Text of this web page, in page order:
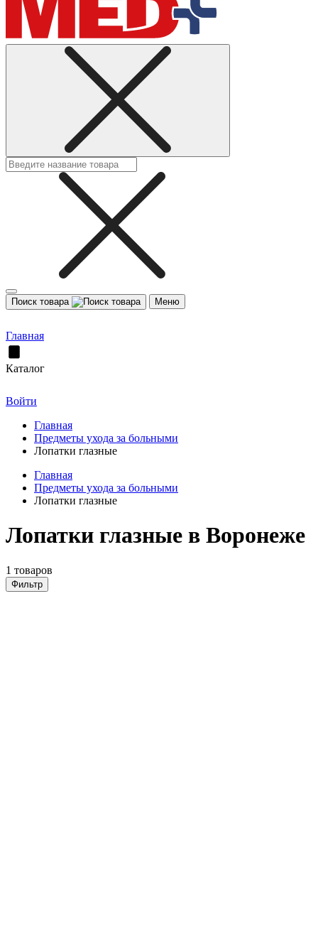
Поиск товара Меню
Главная
Каталог
Войти
Главная
Предметы ухода за больными
Лопатки глазные
Главная
Предметы ухода за больными
Лопатки глазные
Лопатки глазные в Воронеже
1 товаров
Фильтр